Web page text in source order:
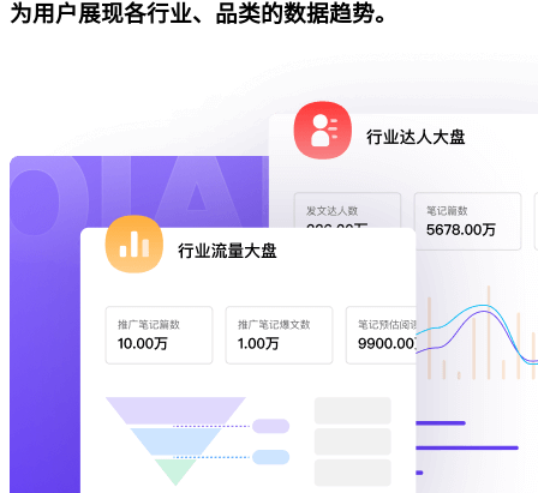
为用户展现各行业、品类的数据趋势。